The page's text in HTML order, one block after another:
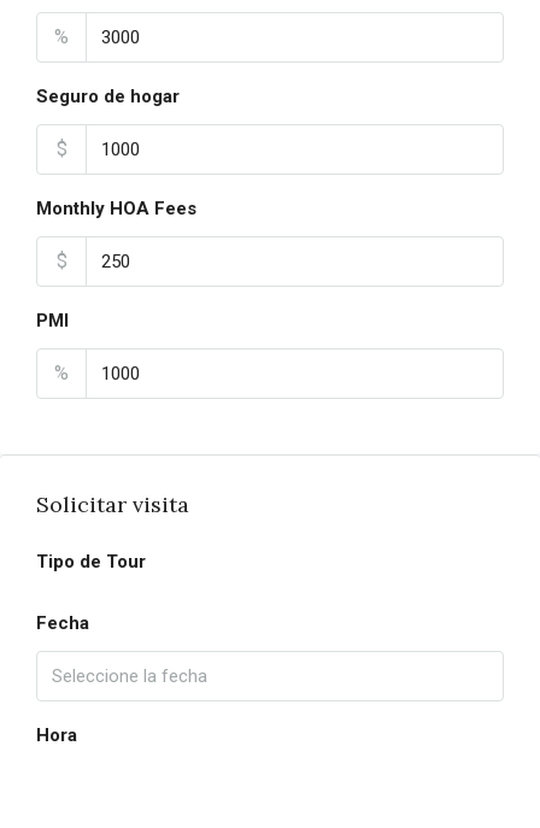
%
Seguro de hogar
$
Monthly HOA Fees
$
PMI
%
Solicitar visita
Tipo de Tour
Fecha
Hora